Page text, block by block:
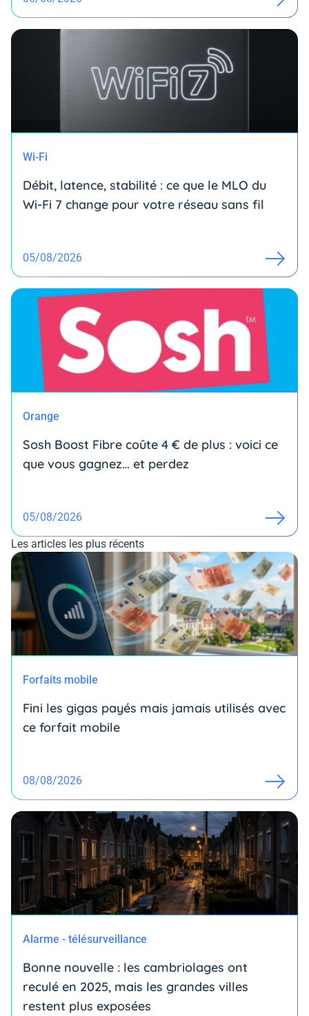
Wi-Fi
Débit, latence, stabilité : ce que le MLO du
Wi-Fi 7 change pour votre réseau sans fil
05/08/2026
Orange
Sosh Boost Fibre coûte 4 € de plus : voici ce
que vous gagnez… et perdez
05/08/2026
Les articles les plus récents
Forfaits mobile
Fini les gigas payés mais jamais utilisés avec
ce forfait mobile
08/08/2026
Alarme - télésurveillance
Bonne nouvelle : les cambriolages ont
reculé en 2025, mais les grandes villes
restent plus exposées